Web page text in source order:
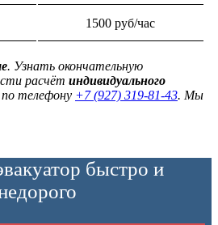
1500 руб/час
. Узнать окончательную
расчёт индивидуального
телефону +7 (927) 319-81-43. Мы
быстро и